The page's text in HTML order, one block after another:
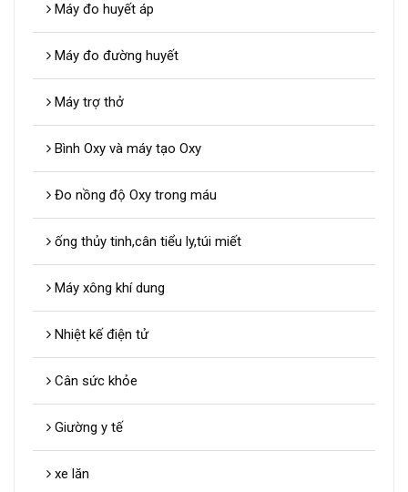
Máy đo huyết áp
Máy đo đường huyết
Máy trợ thở
Bình Oxy và máy tạo Oxy
Đo nồng độ Oxy trong máu
ống thủy tinh,cân tiểu ly,túi miết
Máy xông khí dung
Nhiệt kế điện tử
Cân sức khỏe
Giường y tế
xe lăn